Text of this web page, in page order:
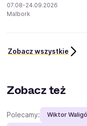
07.08-24.09.2026
Malbork
Zobacz wszystkie
Zobacz też
Polecamy: Wiktor